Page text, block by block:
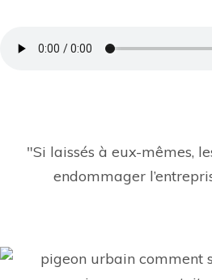
Si laissés à eux-mêmes,
endommager